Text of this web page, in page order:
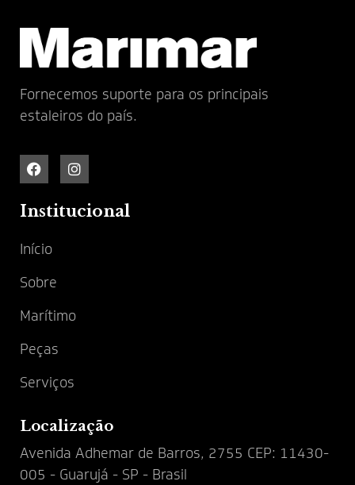
Fornecemos suporte para os principais
estaleiros do país.
Institucional
Início
Sobre
Marítimo
Peças
Serviços
Localização
Avenida Adhemar de Barros, 2755 CEP: 11430-
005 - Guarujá - SP - Brasil